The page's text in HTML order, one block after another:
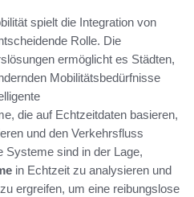
spielt die Integration von
Rolle. Die
ermöglicht es Städten,
Mobilitätsbedürfnisse
die auf Echtzeitdaten basieren,
und den Verkehrsfluss
Systeme sind in der Lage,
in Echtzeit zu analysieren und
ergreifen, um eine reibungslose